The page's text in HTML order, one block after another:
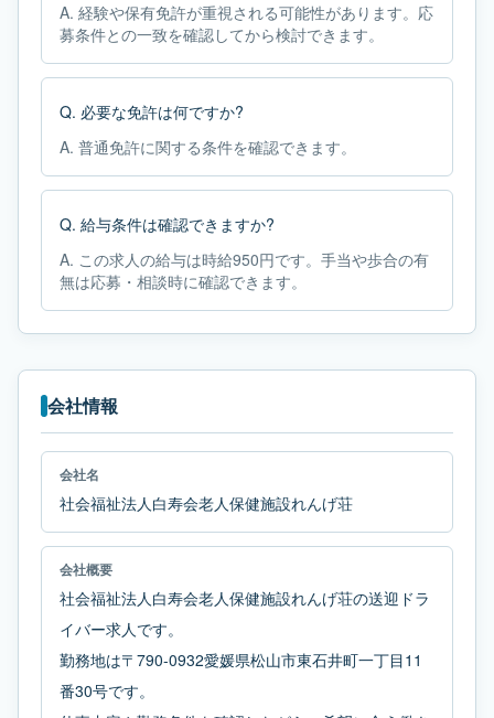
A. 経験や保有免許が重視される可能性があります。応
募条件との一致を確認してから検討できます。
Q. 必要な免許は何ですか?
A. 普通免許に関する条件を確認できます。
Q. 給与条件は確認できますか?
A. この求人の給与は時給950円です。手当や歩合の有
無は応募・相談時に確認できます。
会社情報
会社名
社会福祉法人白寿会老人保健施設れんげ荘
会社概要
社会福祉法人白寿会老人保健施設れんげ荘の送迎ドラ
イバー求人です。
勤務地は〒790-0932愛媛県松山市東石井町一丁目11
番30号です。